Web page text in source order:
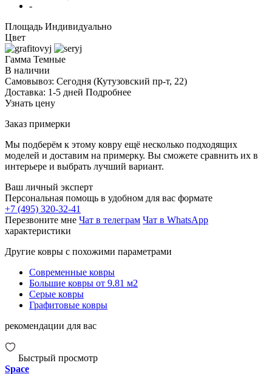
-
Площадь Индивидуально
Цвет
Гамма Темные
В наличии
Самовывоз: Сегодня (Кутузовский пр-т, 22)
Доставка: 1-5 дней Подробнее
Узнать цену
Заказ примерки
Мы подберём к этому ковру ещё несколько подходящих
моделей и доставим на примерку. Вы сможете сравнить их в
интерьере и выбрать лучший вариант.
Ваш личный эксперт
Персональная помощь в удобном для вас формате
+7 (495) 320-32-41
Перезвоните мне Чат в телеграм Чат в WhatsApp
характеристики
Другие ковры с похожими параметрами
Современные ковры
Большие ковры от 9.81 м2
Серые ковры
Графитовые ковры
рекомендации для вас
Быстрый просмотр
Space